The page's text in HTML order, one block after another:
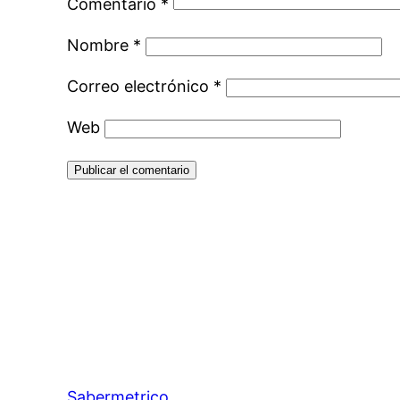
Comentario *
Nombre *
Correo electrónico *
Web